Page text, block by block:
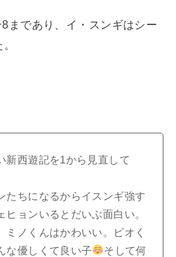
8まであり、イ・スンギはシー
新西遊記を1から見直して
たちになるからイスンギ強す
ヒョンいるとだいぶ面白い。
ミノくんはかわいい。ピオく
な優しくて良い子
そして何